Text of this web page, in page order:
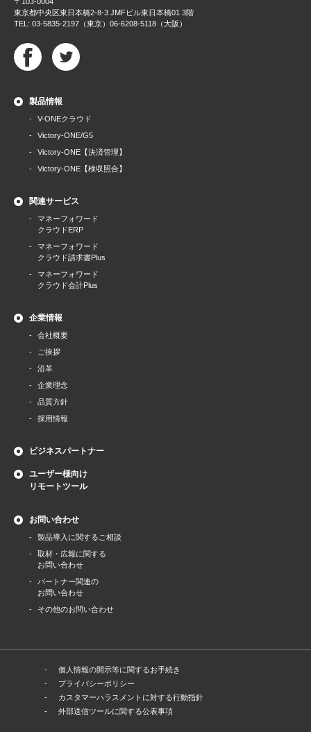
東京都中央区東日本橋2-8-3 JMFビル東日本橋01 3階
TEL: 03-5835-2197（東京）06-6208-5118（大阪）
製品情報
V-ONEクラウド
Victory-ONE/G5
Victory-ONE【決済管理】
Victory-ONE【検収照合】
関連サービス
マネーフォワード
クラウドERP
マネーフォワード
クラウド請求書Plus
マネーフォワード
クラウド会計Plus
企業情報
会社概要
ご挨拶
沿革
企業理念
品質方針
採用情報
ビジネスパートナー
ユーザー様向け
リモートツール
お問い合わせ
製品導⼊に関するご相談
取材・広報に関する
お問い合わせ
パートナー関連の
お問い合わせ
その他のお問い合わせ
個人情報の開示等に関するお手続き
プライバシーポリシー
カスタマーハラスメントに対する行動指針
外部送信ツールに関する公表事項